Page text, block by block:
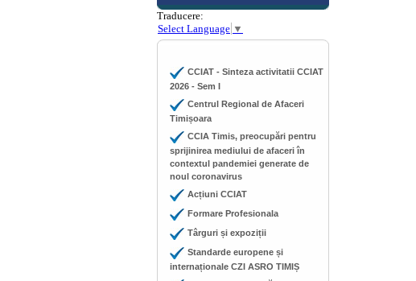
Traducere:
Select Language ▼
CCIAT - Sinteza activitatii CCIAT
2026 - Sem I
Centrul Regional de Afaceri
Timișoara
CCIA Timis, preocupări pentru
sprijinirea mediului de afaceri în
contextul pandemiei generate de
noul coronavirus
Acțiuni CCIAT
Formare Profesionala
Târguri și expoziții
Standarde europene și
internaționale CZI ASRO TIMIȘ